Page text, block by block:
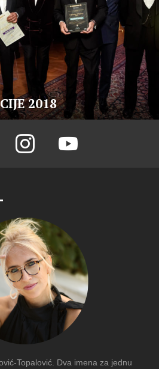
2018
instagram youtube
Topalović. Dva imena za jednu